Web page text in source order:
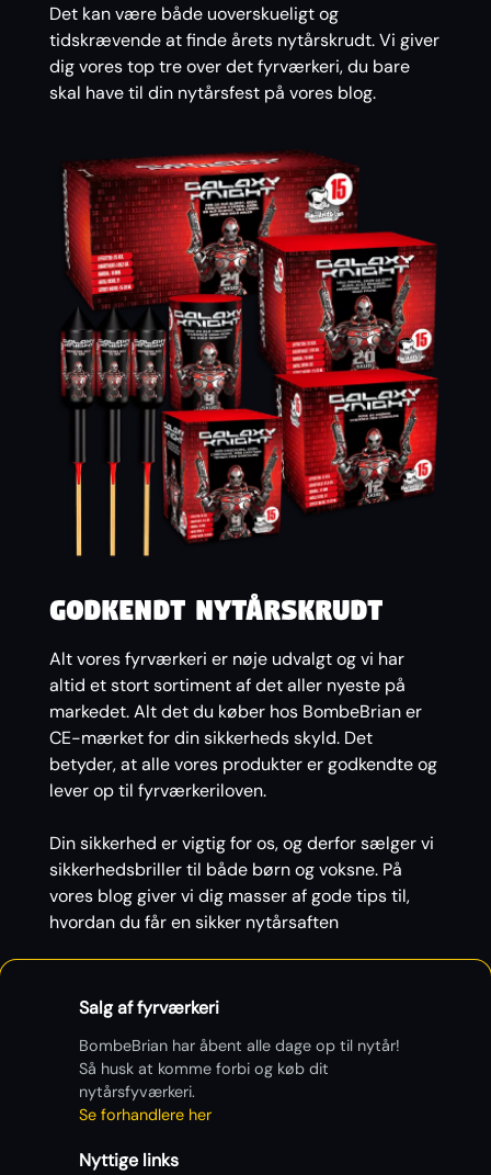
Det kan være både uoverskueligt og
tidskrævende at finde årets nytårskrudt. Vi giver
dig vores top tre over det fyrværkeri, du bare
skal have til din nytårsfest på vores blog.
Godkendt nytårskrudt
Alt vores fyrværkeri er nøje udvalgt og vi har
altid et stort sortiment af det aller nyeste på
markedet. Alt det du køber hos BombeBrian er
CE-mærket for din sikkerheds skyld. Det
betyder, at alle vores produkter er godkendte og
lever op til fyrværkeriloven.
Din sikkerhed er vigtig for os, og derfor sælger vi
sikkerhedsbriller til både børn og voksne. På
vores blog giver vi dig masser af gode tips til,
hvordan du får en sikker nytårsaften
Salg af fyrværkeri
BombeBrian har åbent alle dage op til nytår!
Så husk at komme forbi og køb dit
nytårsfyværkeri.
Se forhandlere her
Nyttige links